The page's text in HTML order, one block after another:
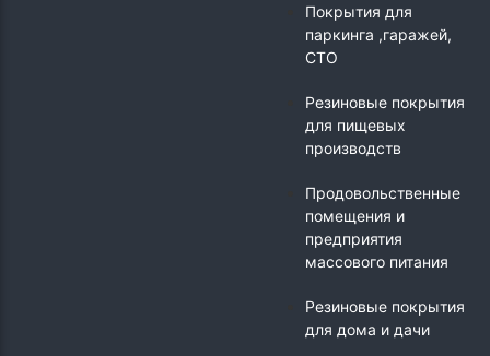
Покрытия для
паркинга ,гаражей,
СТО
Резиновые покрытия
для пищевых
производств
Продовольственные
помещения и
предприятия
массового питания
Резиновые покрытия
для дома и дачи